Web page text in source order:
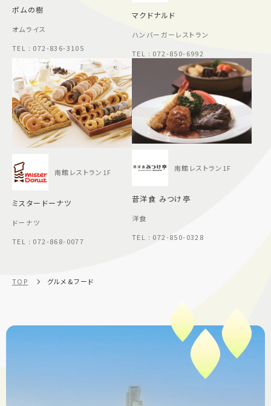
ポムの樹
オムライス
TEL : 072-836-3105
マクドナルド
ハンバーガーレストラン
TEL : 072-850-6992
南館レストラン1F
ミスタードーナツ
ドーナツ
TEL : 072-868-0077
南館レストラン1F
昔洋食 みつけ亭
洋食
TEL : 072-850-0328
TOP グルメ&フード